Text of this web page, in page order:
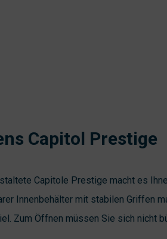
Capitol Prestige
Capitole Prestige macht es
Innenbehälter mit stabilen Griffen
Zum Öffnen müssen Sie sich nicht